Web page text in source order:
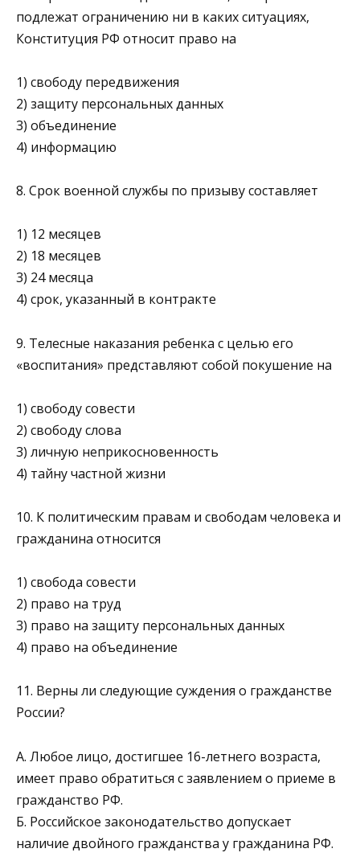
подлежат ограничению ни в каких ситуациях,
Конституция РФ относит право на
1) свободу передвижения
2) защиту персональных данных
3) объединение
4) информацию
8. Срок военной службы по призыву составляет
1) 12 месяцев
2) 18 месяцев
3) 24 месяца
4) срок, указанный в контракте
9. Телесные наказания ребенка с целью его
«воспитания» представляют собой покушение на
1) свободу совести
2) свободу слова
3) личную неприкосновенность
4) тайну частной жизни
10. К политическим правам и свободам человека и
гражданина относится
1) свобода совести
2) право на труд
3) право на защиту персональных данных
4) право на объединение
11. Верны ли следующие суждения о гражданстве
России?
А. Любое лицо, достигшее 16-летнего возраста,
имеет право обратиться с заявлением о приеме в
гражданство РФ.
Б. Российское законодательство допускает
наличие двойно­го гражданства у гражданина РФ.